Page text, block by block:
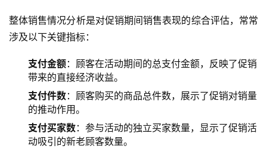
整体销售情况分析是对促销期间销售表现的综合评估，常常
涉及以下关键指标：
支付金额：顾客在活动期间的总支付金额，反映了促销
带来的直接经济收益。
支付件数：顾客购买的商品总件数，展示了促销对销量
的推动作用。
支付买家数：参与活动的独立买家数量，显示了促销活
动吸引的新老顾客数量。